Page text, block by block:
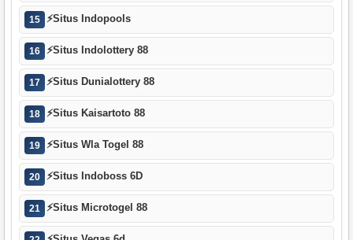
15 ⚡Situs Indopools
16 ⚡Situs Indolottery 88
17 ⚡Situs Dunialottery 88
18 ⚡Situs Kaisartoto 88
19 ⚡Situs Wla Togel 88
20 ⚡Situs Indoboss 6D
21 ⚡Situs Microtogel 88